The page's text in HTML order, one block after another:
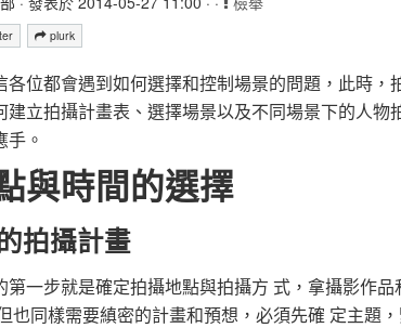
plurk
各位都會遇到如何選擇和控制場景的問題，此時，
建立拍攝計畫表、選擇場景以及不同場景下的人物
手。
與時間的選擇
拍攝計畫
第一步就是確定拍攝地點與拍攝方 式，拿攝影作
也同樣需要縝密的計畫和預想，必須先確 定主題